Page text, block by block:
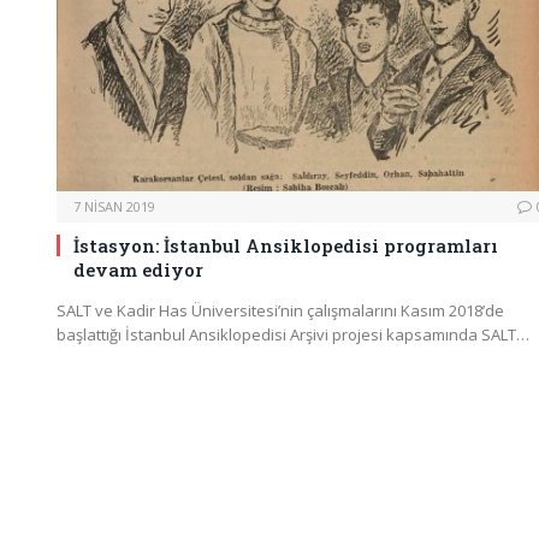
7 NISAN 2019
İstasyon: İstanbul Ansiklopedisi programları
devam ediyor
SALT ve Kadir Has Üniversitesi’nin çalışmalarını Kasım 2018’de
başlattığı İstanbul Ansiklopedisi Arşivi projesi kapsamında SALT…